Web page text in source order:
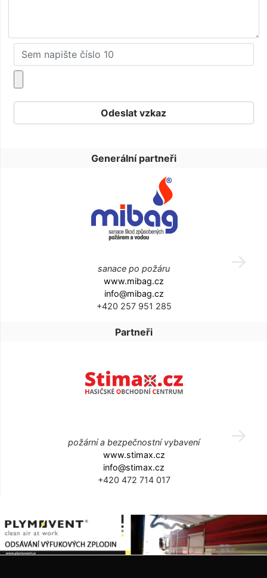
Generální partneři
sanace po požáru
www.mibag.cz
info@mibag.cz
+420 257 951 285
Partneři
požární a bezpečnostní vybavení
www.stimax.cz
info@stimax.cz
+420 472 714 017